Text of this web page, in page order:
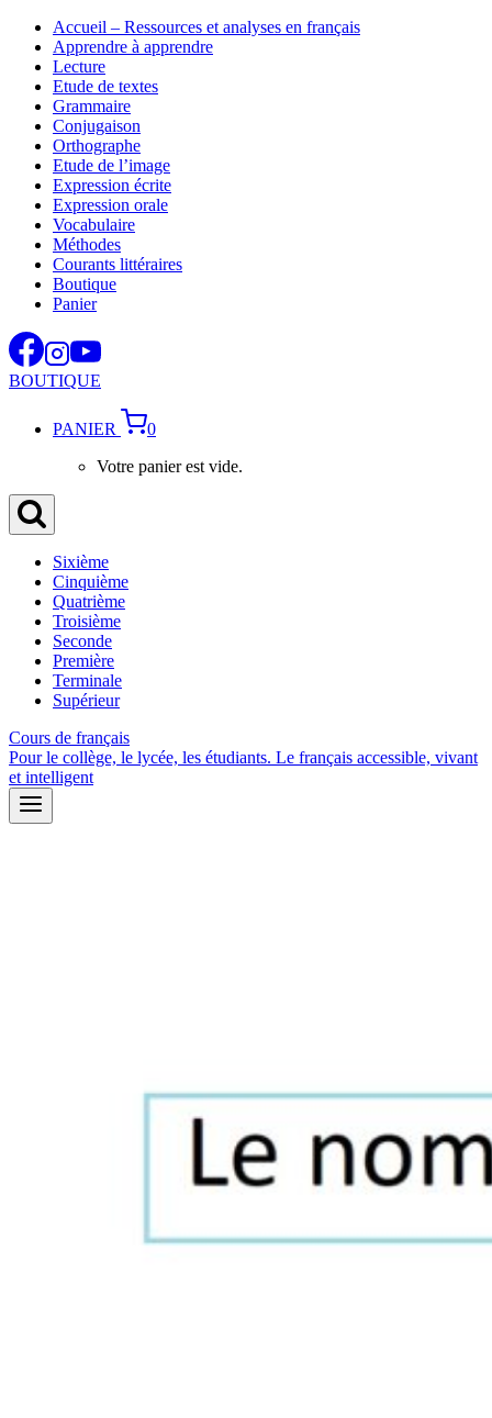
Aller
contenu
Accueil – Ressources et analyses en français
Apprendre à apprendre
Lecture
Etude de textes
Grammaire
Conjugaison
Orthographe
Etude de l’image
Expression écrite
Expression orale
Vocabulaire
Méthodes
Courants littéraires
Boutique
Panier
BOUTIQUE
PANIER
0
Votre panier est vide.
Sixième
Cinquième
Quatrième
Troisième
Seconde
Première
Terminale
Supérieur
Cours de français
Pour le collège, le lycée, les étudiants. Le français accessible, vivant
et intelligent